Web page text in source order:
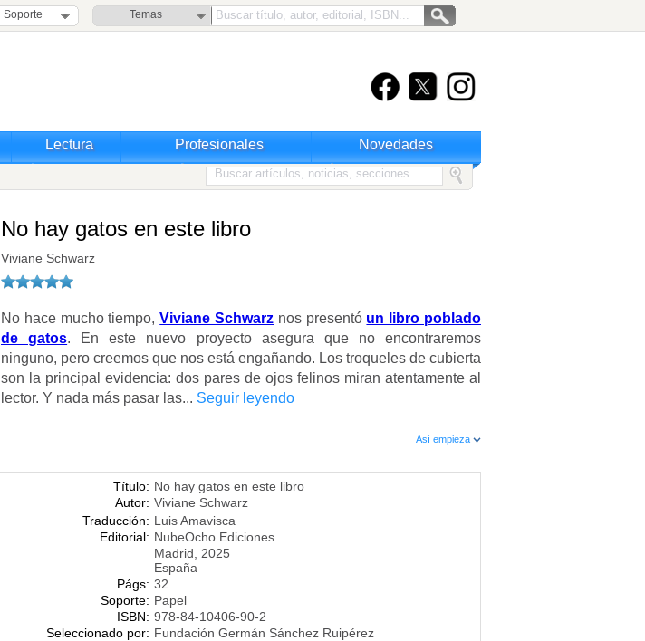
Soporte Temas
Lectura Profesionales Novedades
No hay gatos en este libro
Viviane Schwarz
No hace mucho tiempo,Viviane Schwarz nos presentó un libro poblado
de gatos. En este nuevo proyecto asegura que no encontraremos
ninguno, pero creemos que nos está engañando. Los troqueles de cubierta
son la principal evidencia: dos pares de ojos felinos miran atentamente al
lector. Y nada más pasar las... Seguir leyendo
Así empieza
Título: No hay gatos en este libro
Autor: Viviane Schwarz
Traducción: Luis Amavisca
Editorial: NubeOcho Ediciones
Madrid, 2025
España
Págs: 32
Soporte: Papel
ISBN: 978-84-10406-90-2
Seleccionado por: Fundación Germán Sánchez Ruipérez